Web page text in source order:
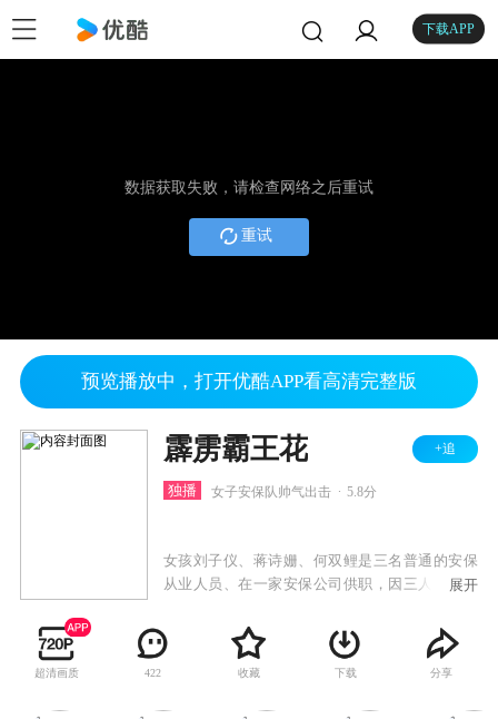
下载APP
数据获取失败，请检查网络之后重试
重试
预览播放中，打开优酷APP看高清完整版
霹雳霸王花 +追
独播 女子安保队帅气出击 5.8分
女孩刘子仪、蒋诗姗、何双鲤是三名普通的安保
从业人员、在一家安保公司供职，因三人有极强
特别小组，专门为重要国际化赛事、活动提供专
业化的安保服务。三人的工作岗位虽然平凡，但
是却一直努力钻研职业技能，成为行业内佼佼
展开
超清画质 422 收藏 下载 分享